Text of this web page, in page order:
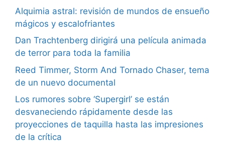
Alquimia astral: revisión de mundos de ensueño
mágicos y escalofriantes
Dan Trachtenberg dirigirá una película animada
de terror para toda la familia
Reed Timmer, Storm And Tornado Chaser, tema
de un nuevo documental
Los rumores sobre ‘Supergirl’ se están
desvaneciendo rápidamente desde las
proyecciones de taquilla hasta las impresiones
de la crítica